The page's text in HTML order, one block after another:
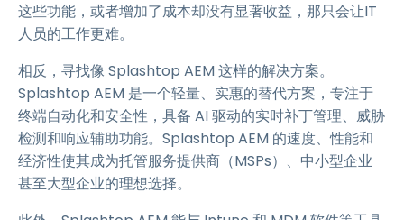
这些功能，或者增加了成本却没有显著收益，那只会让IT
人员的工作更难。
相反，寻找像 Splashtop AEM 这样的解决方案。
Splashtop AEM 是一个轻量、实惠的替代方案，专注于
终端自动化和安全性，具备 AI 驱动的实时补丁管理、威胁
检测和响应辅助功能。Splashtop AEM 的速度、性能和
经济性使其成为托管服务提供商（MSPs）、中小型企业
甚至大型企业的理想选择。